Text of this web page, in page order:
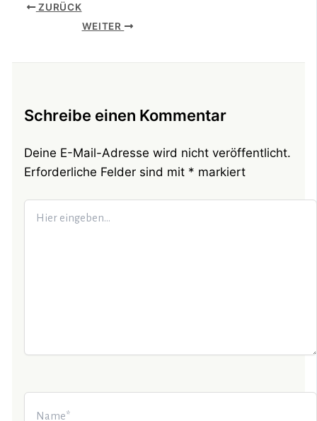
ZURÜCK
WEITER
Schreibe einen Kommentar
Deine E-Mail-Adresse wird nicht veröffentlicht.
Erforderliche Felder sind mit * markiert
Hier
eingeben…
Name*